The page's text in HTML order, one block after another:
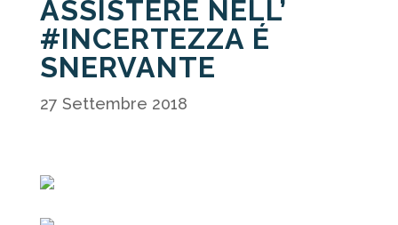
ASSISTERE NELL’
#INCERTEZZA É
SNERVANTE
27 Settembre 2018